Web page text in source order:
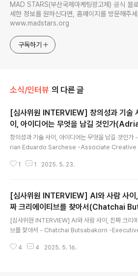
MAD STARS(부산국제마케팅광고제) 공식 블
세한 정보를 원하신다면, 홈페이지를 방문해주
www.madstars.org
구독하기
소식/인터뷰 의 다른 글
[심사위원 INTERVIEW] 창의성과 기술
이, 아이디어는 무엇을 남길 것인가
Eduardo Sarchese, Associate
ve Director of Ogilvy Mexico)
창의성과 기술 사이, 아이디어는 무엇을 남길 것인가
rian Eduardo Sarchese -Associate Creative
트 크리에이티브 디렉터(Associate Creative
rdo Sarchese는 라틴 아메리카 전역을 무대로 활
며, 수많은 글로벌 브랜드 캠페인을 성공적으로 이끌어
크리에이티브 리더입니다. Leo Burnett, Young &
cam(현 VMLY&R) 등 세계적인 에이전시에서 경력을
1 1 2025. 5. 23.
[심사위원 INTERVIEW] AI와 사람 사이
짜 크리에이티브를 찾아서(Chatchai
bakorn, ECD of VML Thailand)
[심사위원 INTERVIEW] AI와 사람 사이, 진짜 크리
브를 찾아서 - Chatchai Butsabakorn -
고 크리에이티브 책임자(Executive Creative
4 4 2025. 5. 16.